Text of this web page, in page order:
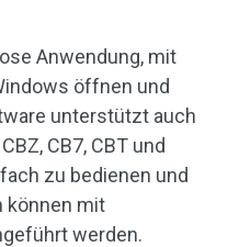
Anwendung, mit
öffnen und
unterstützt auch
CB7, CBT und
zu bedienen und
können mit
werden.